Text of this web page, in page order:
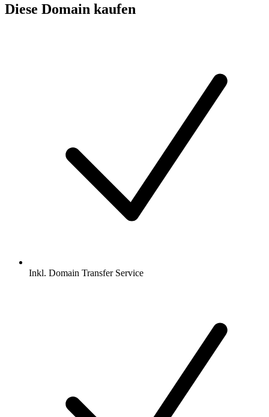
Diese Domain kaufen
Inkl. Domain Transfer Service